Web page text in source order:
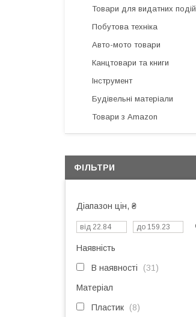
Товари для видатних подій
Побутова техніка
Авто-мото товари
Канцтовари та книги
Інструмент
Будівельні матеріали
Товари з Amazon
ФІЛЬТРИ
Діапазон цін, ₴
Наявність
В наявності 31
Матеріал
Пластик 8